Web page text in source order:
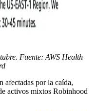
Fuente: AWS Health
afectadas por la caída,
activos mixtos Robinhood